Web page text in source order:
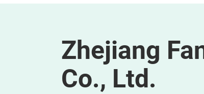
Zhejiang
Co., Ltd.